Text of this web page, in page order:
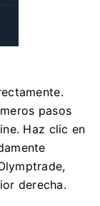
pasos
Haz clic en
derecha.